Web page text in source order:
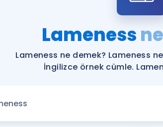
Lameness
Lameness ne demek? Lameness
İngilizce örnek cümle.